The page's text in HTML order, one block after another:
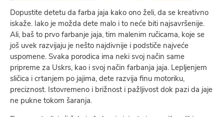
Dopustite detetu da farba jaja kako ono želi, da se kreativno
iskaže. Iako je možda dete malo i to neće biti najsavršenije.
Ali, baš to prvo farbanje jaja, tim malenim ručicama, koje se
još uvek razvijaju je nešto najdivnije i podstiče najveće
uspomene. Svaka porodica ima neki svoj način same
pripreme za Uskrs, kao i svoj način farbanja jaja. Lepljenjem
sličica i crtanjem po jajima, dete razvija finu motoriku,
preciznost. Istovremeno i brižnost i pažljivost dok pazi da jaje
ne pukne tokom šaranja.